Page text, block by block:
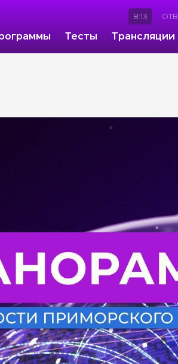
8:14 ОТВ
Тесты Трансляции